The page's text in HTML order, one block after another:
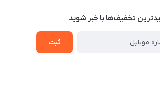
تخفیف‌ها با‌ خبر شوید
ثبت